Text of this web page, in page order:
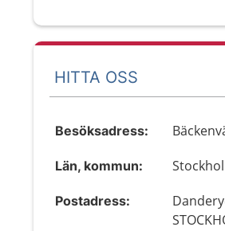
HITTA OSS
Besöksadress:
Län, kommun:
Postadress: